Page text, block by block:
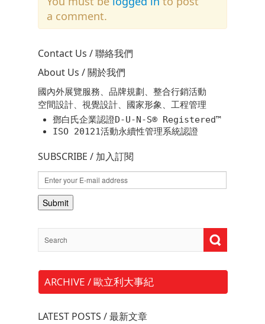
a comment.
Contact Us / 聯絡我們
About Us / 關於我們
國內外展覽服務、品牌規劃、整合行銷活動
空間設計、視覺設計、國家形象、工程管理
鄧白氏企業認證D-U-N-S® Registered™
ISO 20121活動永續性管理系統認證
SUBSCRIBE / 加入訂閱
ARCHIVE / 歐立利大事紀
LATEST POSTS / 最新文章